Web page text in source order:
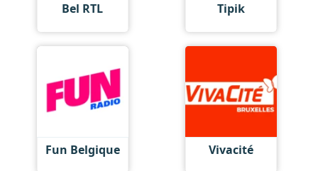
Bel RTL Tipik
Fun Belgique Vivacité